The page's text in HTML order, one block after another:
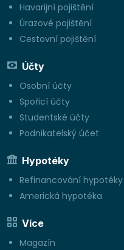
Havarijní pojištění
Úrazové pojištění
Cestovní pojištění
Účty
Osobní účty
Spořicí účty
Studentské účty
Podnikatelský účet
Hypotéky
Refinancování hypotéky
Americká hypotéka
Více
Magazín